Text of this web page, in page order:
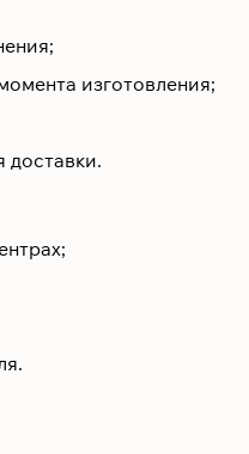
изготовления;
доставки.